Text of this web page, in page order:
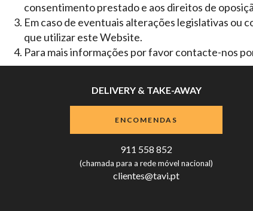
consentimento prestado e aos direitos de
Em caso de eventuais alterações legislativas ou
que utilizar este Website.
Para mais informações por favor contacte-nos
DELIVERY & TAKE-AWAY
ENCOMENDAS
911 558 852
(chamada para a rede móvel nacional)
clientes@tavi.pt